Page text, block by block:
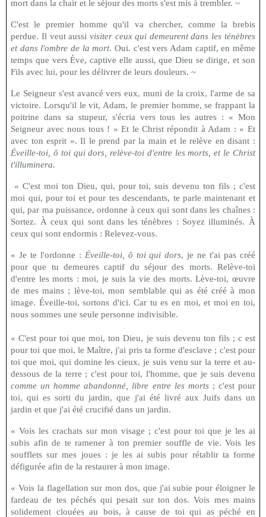
mort dans la chair et le séjour des morts s'est mis à trembler. ~
C'est le premier homme qu'il va chercher, comme la brebis
perdue. Il veut aussi visiter ceux qui demeurent dans les ténèbres
et dans l'ombre de la mort. Oui. c'est vers Adam captif, en même
temps que vers Ève, captive elle aussi, que Dieu se dirige, et son
Fils avec lui, pour les délivrer de leurs douleurs. ~
Le Seigneur s'est avancé vers eux, muni de la croix, l'arme de sa
victoire. Lorsqu'il le vit, Adam, le premier homme, se frappant la
poitrine dans sa stupeur, s'écria vers tous les autres : « Mon
Seigneur avec nous tous ! » Et le Christ répondit à Adam : « Et
avec ton esprit ». Il le prend par la main et le relève en disant :
Éveille-toi, ô toi qui dors, relève-toi d'entre les morts, et le Christ
t'illuminera.
« C'est moi ton Dieu, qui, pour toi, suis devenu ton fils ; c'est
moi qui, pour toi et pour tes descendants, te parle maintenant et
qui, par ma puissance, ordonne à ceux qui sont dans les chaînes :
Sortez. À ceux qui sont dans les ténèbres : Soyez illuminés. À
ceux qui sont endormis : Relevez-vous.
« Je te l'ordonne : Éveille-toi, ô toi qui dors, je ne t'ai pas créé
pour que tu demeures captif du séjour des morts. Relève-toi
d'entre les morts : moi, je suis la vie des morts. Lève-toi, œuvre
de mes mains ; lève-toi, mon semblable qui as été créé à mon
image. Éveille-toi, sortons d'ici. Car tu es en moi, et moi en toi,
nous sommes une seule personne indivisible.
« C'est pour toi que moi, ton Dieu, je suis devenu ton fils ; c est
pour toi que moi, le Maître, j'ai pris ta forme d'esclave ; c'est pour
toi que moi, qui domine les cieux, je suis venu sur la terre et au-
dessous de la terre ; c'est pour toi, l'homme, que je suis devenu
comme un homme abandonné, libre entre les morts ; c'est pour
toi, qui es sorti du jardin, que j'ai été livré aux Juifs dans un
jardin et que j'ai été crucifié dans un jardin.
« Vois les crachats sur mon visage ; c'est pour toi que je les ai
subis afin de te ramener à ton premier souffle de vie. Vois les
soufflets sur mes joues : je les ai subis pour rétablir ta forme
défigurée afin de la restaurer à mon image.
« Vois la flagellation sur mon dos, que j'ai subie pour éloigner le
fardeau de tes péchés qui pesait sur ton dos. Vois mes mains
solidement clouées au bois, à cause de toi qui as péché en